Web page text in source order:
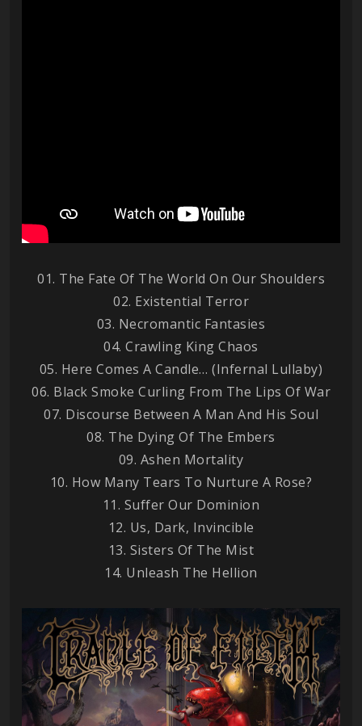
01. The Fate Of The World On Our Shoulders
02. Existential Terror
03. Necromantic Fantasies
04. Crawling King Chaos
05. Here Comes A Candle… (Infernal Lullaby)
06. Black Smoke Curling From The Lips Of War
07. Discourse Between A Man And His Soul
08. The Dying Of The Embers
09. Ashen Mortality
10. How Many Tears To Nurture A Rose?
11. Suffer Our Dominion
12. Us, Dark, Invincible
13. Sisters Of The Mist
14. Unleash The Hellion